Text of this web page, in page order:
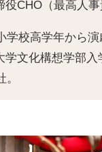
CHO（最高人事
学校高学年から
文化構想学部